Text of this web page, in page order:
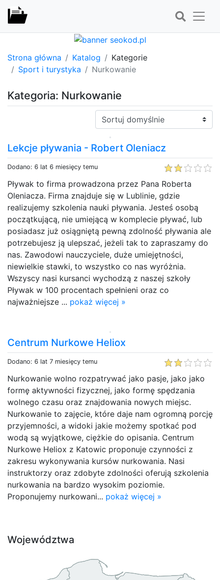
Strona główna Katalog
Kategorie
Sport i turystyka
Nurkowanie
Kategoria: Nurkowanie
Sortuj:
Lekcje pływania - Robert Oleniacz
Dodano: 6 lat 6 miesięcy temu
Pływak to firma prowadzona przez Pana Roberta
Oleniacza. Firma znajduje się w Lublinie, gdzie
realizujemy szkolenia nauki pływania. Jesteś osobą
początkującą, nie umiejącą w komplecie pływać, lub
posiadasz już osiągniętą pewną zdolność pływania ale
potrzebujesz ją ulepszać, jeżeli tak to zapraszamy do
nas. Zawodowi nauczyciele, duże umiejętności,
niewielkie stawki, to wszystko co nas wyróżnia.
Wszyscy nasi kursanci wychodzą z naszej szkoły
Pływak w 100 procentach spełnieni oraz co
najważniejsze ... pokaż więcej »
Centrum Nurkowe Heliox
Dodano: 6 lat 7 miesięcy temu
Nurkowanie wolno rozpatrywać jako pasje, jako jako
formę aktywności fizycznej, jako formę spędzania
wolnego czasu oraz znajdowania nowych miejsc.
Nurkowanie to zajęcie, które daje nam ogromną porcję
przyjemności, a widoki jakie możemy spotkać pod
wodą są wyjątkowe, ciężkie do opisania. Centrum
Nurkowe Heliox z Katowic proponuje czynności z
zakresu wykonywania kursów nurkowania. Nasi
instruktorzy oraz zdobyte zdolności oferują szkolenia
nurkowania na bardzo wysokim poziomie.
Proponujemy nurkowani... pokaż więcej »
Województwa